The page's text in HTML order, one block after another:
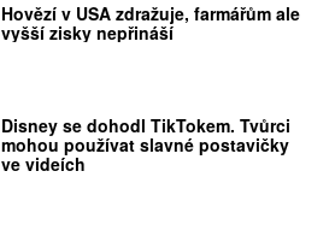
Hovězí v USA zdražuje, farmářům ale
vyšší zisky nepřináší
Disney se dohodl TikTokem. Tvůrci
mohou používat slavné postavičky
ve videích